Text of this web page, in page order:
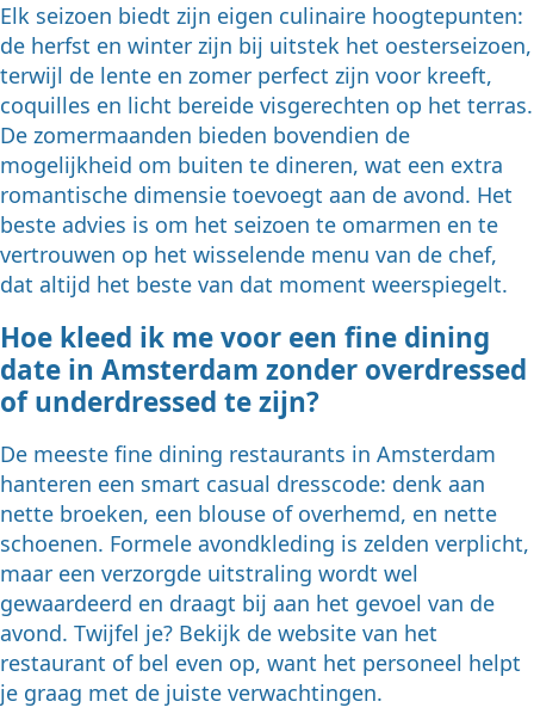
Elk seizoen biedt zijn eigen culinaire hoogtepunten:
de herfst en winter zijn bij uitstek het oesterseizoen,
terwijl de lente en zomer perfect zijn voor kreeft,
coquilles en licht bereide visgerechten op het terras.
De zomermaanden bieden bovendien de
mogelijkheid om buiten te dineren, wat een extra
romantische dimensie toevoegt aan de avond. Het
beste advies is om het seizoen te omarmen en te
vertrouwen op het wisselende menu van de chef,
dat altijd het beste van dat moment weerspiegelt.
Hoe kleed ik me voor een fine dining
date in Amsterdam zonder overdressed
of underdressed te zijn?
De meeste fine dining restaurants in Amsterdam
hanteren een smart casual dresscode: denk aan
nette broeken, een blouse of overhemd, en nette
schoenen. Formele avondkleding is zelden verplicht,
maar een verzorgde uitstraling wordt wel
gewaardeerd en draagt bij aan het gevoel van de
avond. Twijfel je? Bekijk de website van het
restaurant of bel even op, want het personeel helpt
je graag met de juiste verwachtingen.